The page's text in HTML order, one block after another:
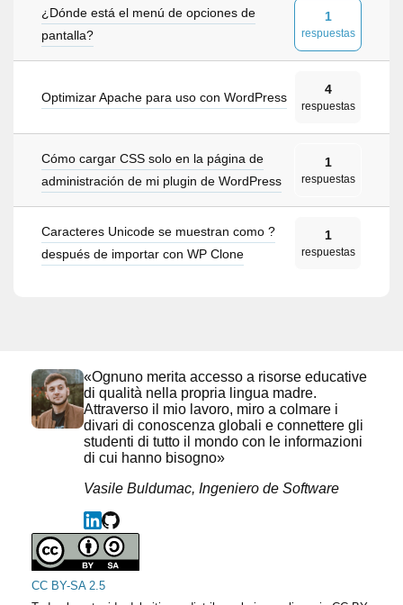
¿Dónde está el menú de opciones de
pantalla?
1
respuestas
Optimizar Apache para uso con WordPress
4
respuestas
Cómo cargar CSS solo en la página de
administración de mi plugin de WordPress
1
respuestas
Caracteres Unicode se muestran como ?
después de importar con WP Clone
1
respuestas
«Ognuno merita accesso a risorse educative
di qualità nella propria lingua madre.
Attraverso il mio lavoro, miro a colmare i
divari di conoscenza globali e connettere gli
studenti di tutto il mondo con le informazioni
di cui hanno bisogno»
Vasile Buldumac, Ingeniero de Software
CC BY-SA 2.5